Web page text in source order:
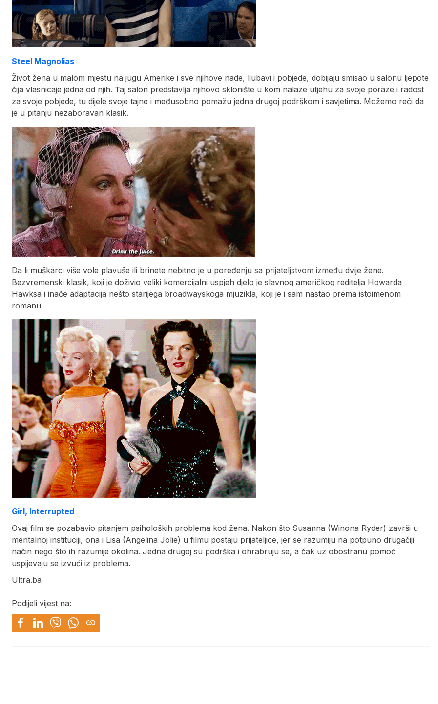
Steel Magnolias
Život žena u malom mjestu na jugu Amerike i sve njihove nade, ljubavi i pobjede, dobijaju smisao u salonu ljepote
čija vlasnicaje jedna od njih. Taj salon predstavlja njihovo sklonište u kom nalaze utjehu za svoje poraze i radost
za svoje pobjede, tu dijele svoje tajne i međusobno pomažu jedna drugoj podrškom i savjetima. Možemo reći da
je u pitanju nezaboravan klasik.
Da li muškarci više vole plavuše ili brinete nebitno je u poređenju sa prijateljstvom između dvije žene.
Bezvremenski klasik, koji je doživio veliki komercijalni uspjeh djelo je slavnog američkog reditelja Howarda
Hawksa i inače adaptacija nešto starijega broadwayskoga mjuzikla, koji je i sam nastao prema istoimenom
romanu.
Girl, Interrupted
Ovaj film se pozabavio pitanjem psiholoških problema kod žena. Nakon što Susanna (Winona Ryder) završi u
mentalnoj instituciji, ona i Lisa (Angelina Jolie) u filmu postaju prijateljice, jer se razumiju na potpuno drugačiji
način nego što ih razumije okolina. Jedna drugoj su podrška i ohrabruju se, a čak uz obostranu pomoć
uspijevaju se izvući iz problema.
Ultra.ba
Podijeli vijest na: